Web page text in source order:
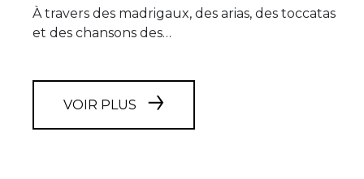
À travers des madrigaux, des arias, des toccatas
et des chansons des…
VOIR PLUS